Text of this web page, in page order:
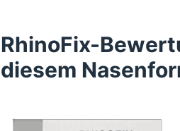
RhinoFix-
diesem